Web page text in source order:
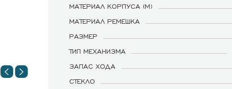
МАТЕРИАЛ КОРПУСА (М)
МАТЕРИАЛ РЕМЕШКА
РАЗМЕР
ТИП МЕХАНИЗМА
ЗАПАС ХОДА
СТЕКЛО